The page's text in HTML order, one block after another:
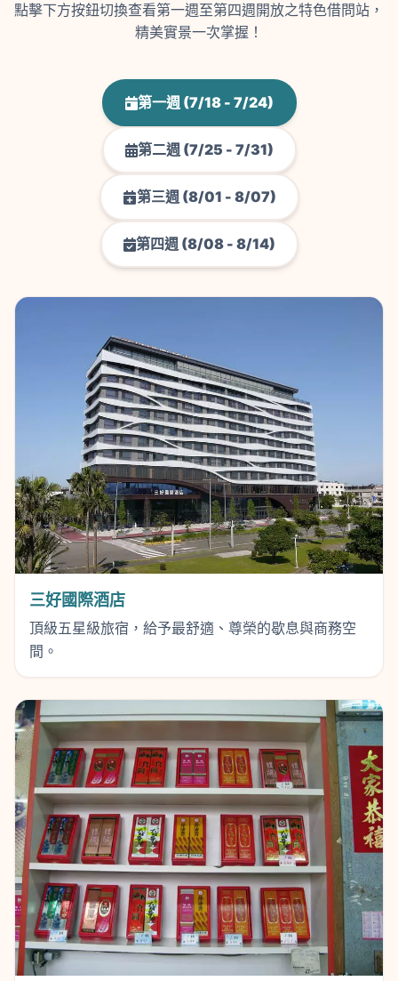
點擊下方按鈕切換查看第一週至第四週開放之特色借問站，
精美實景一次掌握！
第一週 (7/18 - 7/24)
第二週 (7/25 - 7/31)
第三週 (8/01 - 8/07)
第四週 (8/08 - 8/14)
三好國際酒店
頂級五星級旅宿，給予最舒適、尊榮的歇息與商務空
間。